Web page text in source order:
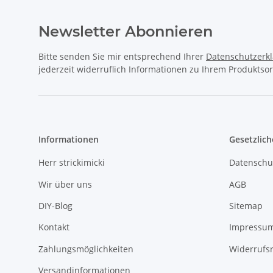
Newsletter Abonnieren
Bitte senden Sie mir entsprechend Ihrer
jederzeit widerruflich Informationen zu Ihrem
Informationen
Herr strickimicki
Wir über uns
DIY-Blog
Kontakt
Zahlungsmöglichkeiten
Versandinformationen
AGB
Sitemap